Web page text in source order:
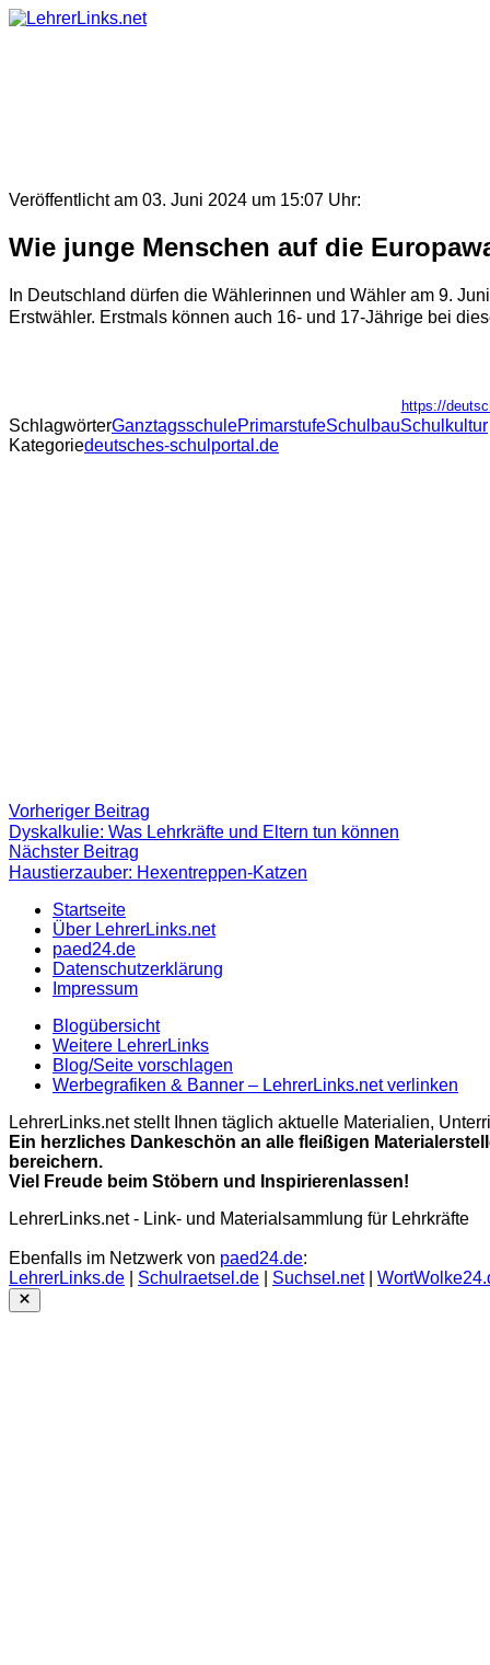
Skip
Veröffentlicht am 03. Juni 2024 um 15:07 Uhr:
Wie junge Menschen auf die
In Deutschland dürfen die Wählerinnen und Wähler am 9.
Erstwähler. Erstmals können auch 16- und 17-Jährige bei
https://
SchlagwörterGanztagsschulePrimarstufeSchulbauSchulkultur
Kategoriedeutsches-schulportal.de
Beitragsnavigation
Vorheriger Beitrag
Beitrag:
Dyskalkulie: Was Lehrkräfte und Eltern tun können
Nächster Beitrag
Beitrag
Haustierzauber: Hexentreppen-Katzen
Startseite
Über LehrerLinks.net
paed24.de
Datenschutzerklärung
Impressum
Blogübersicht
Weitere LehrerLinks
Blog/Seite vorschlagen
Werbegrafiken & Banner – LehrerLinks.net verlinken
LehrerLinks.net stellt Ihnen täglich aktuelle Materialien,
Ein herzliches Dankeschön an alle fleißigen
bereichern.
Viel Freude beim Stöbern und Inspirierenlassen!
LehrerLinks.net - Link- und Materialsammlung für Lehrkräfte
Ebenfalls im Netzwerk von paed24.de:
LehrerLinks.de
Schulraetsel.de Suchsel.net|
Close